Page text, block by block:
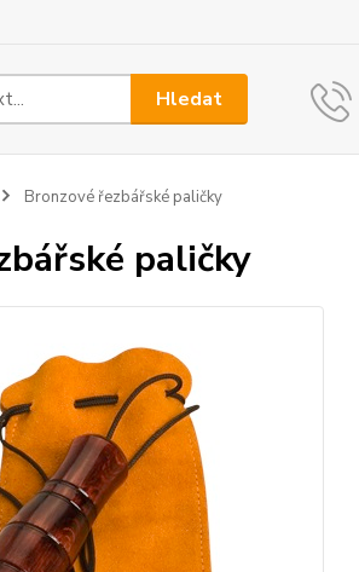
Hledat
Bronzové řezbářské paličky
paličky